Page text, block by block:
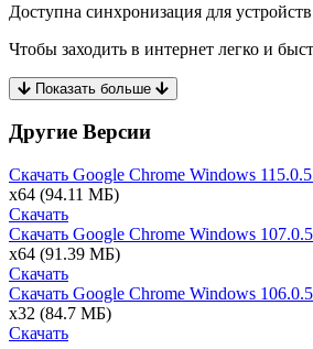
Доступна синхронизация для
Чтобы заходить в интернет легко и
Показать больше
Другие Версии
Скачать Google Chrome Windows
x64 (94.11 МБ)
Скачать
Скачать Google Chrome Windows
x64 (91.39 МБ)
Скачать
Скачать Google Chrome Windows
x32 (84.7 МБ)
Скачать